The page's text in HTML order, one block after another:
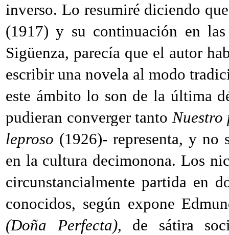
inverso. Lo resumiré diciendo
(1917) y su continuación en
Sigüenza, parecía que el autor
escribir una novela al modo
este ámbito lo son de la última
pudieran converger tantoNuestro
leproso (1926)- representa, y no
en la cultura decimonona. Los
circunstancialmente partida en
conocidos, según expone
(Doña Perfecta), de sátira